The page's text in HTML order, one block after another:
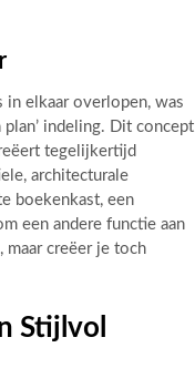
in elkaar overlopen, was
plan’ indeling. Dit concept
tegelijkertijd
architecturale
boekenkast, een
een andere functie aan
creëer je toch
Stijlvol